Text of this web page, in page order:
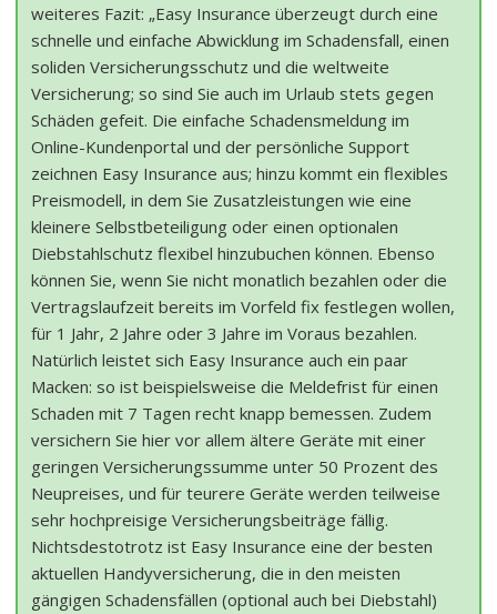
weiteres Fazit: „Easy Insurance überzeugt durch eine
schnelle und einfache Abwicklung im Schadensfall, einen
soliden Versicherungsschutz und die weltweite
Versicherung; so sind Sie auch im Urlaub stets gegen
Schäden gefeit. Die einfache Schadensmeldung im
Online-Kundenportal und der persönliche Support
zeichnen Easy Insurance aus; hinzu kommt ein flexibles
Preismodell, in dem Sie Zusatzleistungen wie eine
kleinere Selbstbeteiligung oder einen optionalen
Diebstahlschutz flexibel hinzubuchen können. Ebenso
können Sie, wenn Sie nicht monatlich bezahlen oder die
Vertragslaufzeit bereits im Vorfeld fix festlegen wollen,
für 1 Jahr, 2 Jahre oder 3 Jahre im Voraus bezahlen.
Natürlich leistet sich Easy Insurance auch ein paar
Macken: so ist beispielsweise die Meldefrist für einen
Schaden mit 7 Tagen recht knapp bemessen. Zudem
versichern Sie hier vor allem ältere Geräte mit einer
geringen Versicherungssumme unter 50 Prozent des
Neupreises, und für teurere Geräte werden teilweise
sehr hochpreisige Versicherungsbeiträge fällig.
Nichtsdestotrotz ist Easy Insurance eine der besten
aktuellen Handyversicherung, die in den meisten
gängigen Schadensfällen (optional auch bei Diebstahl)